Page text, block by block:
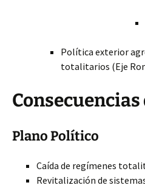
Política exterior
totalitarios (Eje
Plano Político
Caída de regímenes
Revitalización de